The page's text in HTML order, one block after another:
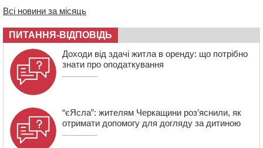
20:54 На Черкащині очікують пік спеки
України з веслування
19:40 Бійці КОРДу Черкащини повернулися з фронту: на
зміну їм вирушили побратими
Всі новини за місяць
ПИТАННЯ-ВІДПОВІДЬ
Доходи від здачі житла в оренду: що потрібно
знати про оподаткування
“єЯсла”: жителям Черкащини роз’яснили, як
отримати допомогу для догляду за дитиною